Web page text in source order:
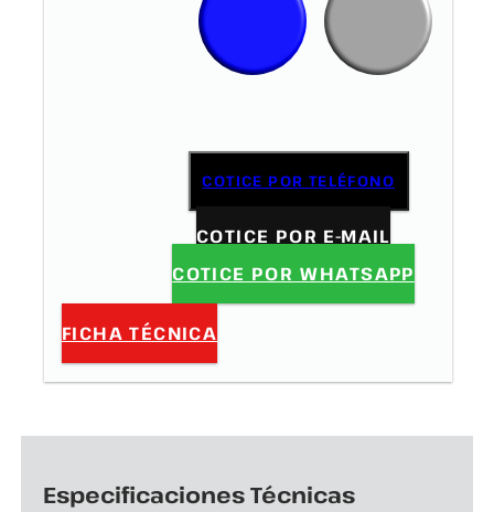
COTICE POR TELÉFONO
COTICE POR E-MAIL
COTICE POR WHATSAPP
FICHA TÉCNICA
Especificaciones Técnicas